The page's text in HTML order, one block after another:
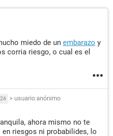
miedo de un embarazo y
corria riesgo, o cual es el
> usuario anónimo
ahora mismo no te
en riesgos ni probabilides, lo